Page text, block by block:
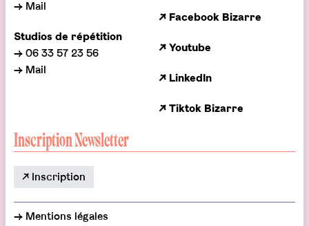
→ Mail
Studios de répétition
→ 06 33 57 23 56
→ Mail
↗ Facebook Bizarre
↗ Youtube
↗ LinkedIn
↗ Tiktok Bizarre
Inscription Newsletter
↗ Inscription
→ Mentions légales